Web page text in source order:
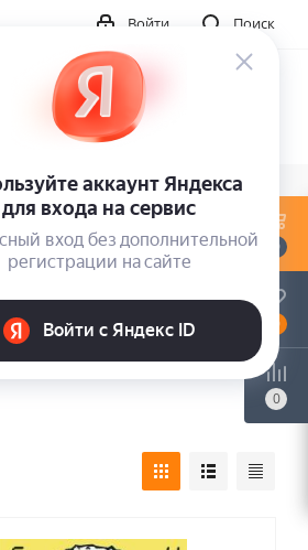
Поиск
Войти
0
0
0